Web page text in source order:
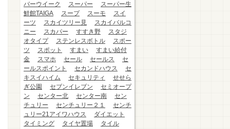
バーウイーク
スーパー
スーパー生
鮮館TAIGA
スープ スーモ
スイ
ーツ
スカイツリー見
スカイバルコ
ニー
スカパー すすき野
スタジ
オタイプ
ステンレスボトル
スポー
ツ
スポット すまい
すまい給付
金
スマホ セール セールス
セ
ールスポイント
セカンドハウス
セ
キスイハイム
セキュリティ
せせら
ぎ公園
セブンイレブン
セミオープ
ン
センター北 センター南
セン
チュリー
センチュリー２１
センチ
ュリー21アイワハウス
ダイエット
タイミング
タイヤ置場
タイル